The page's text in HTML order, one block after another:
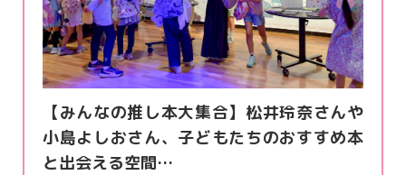
【みんなの推し本大集合】松井玲奈さんや
小島よしおさん、子どもたちのおすすめ本
と出会える空間…